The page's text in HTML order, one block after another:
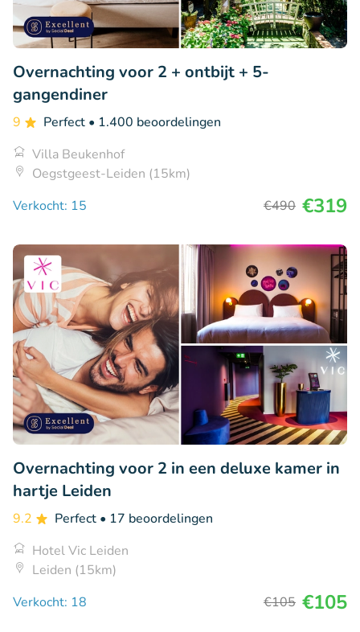
Overnachting voor 2 + ontbijt + 5-
gangendiner
9 Perfect • 1.400 beoordelingen
Villa Beukenhof
Oegstgeest-Leiden (15km)
Verkocht: 15
€490 €319
Overnachting voor 2 in een deluxe kamer in
hartje Leiden
9.2 Perfect • 17 beoordelingen
Hotel Vic Leiden
Leiden (15km)
Verkocht: 18
€105 €105